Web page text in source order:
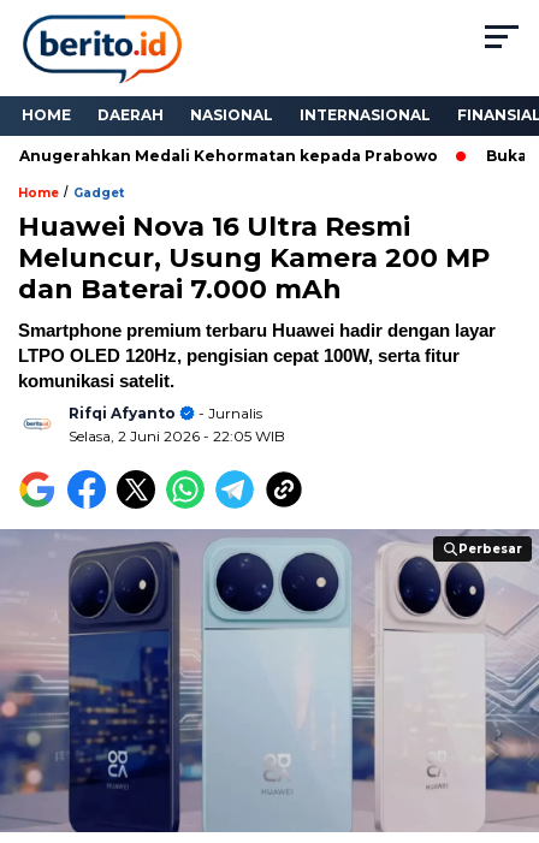
HOME DAERAH NASIONAL INTERNASIONAL
Medali Kehormatan kepada Prabowo Bukan
Home / Gadget
Huawei Nova 16 Ultra Resmi
Meluncur, Usung Kamera 200 MP
dan Baterai 7.000 mAh
Smartphone premium terbaru Huawei hadir dengan layar
LTPO OLED 120Hz, pengisian cepat 100W, serta fitur
komunikasi satelit.
Rifqi Afyanto
- Jurnalis
Selasa, 2 Juni 2026 - 22:05 WIB
Perbesar
Perbesar